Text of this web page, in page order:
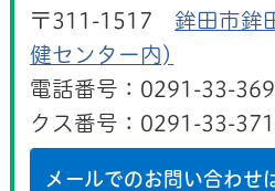
〒311-1517 鉾田市鉾
健センター内)
電話番号：0291-33-
クス番号：0291-33-
メールでのお問い合わせ